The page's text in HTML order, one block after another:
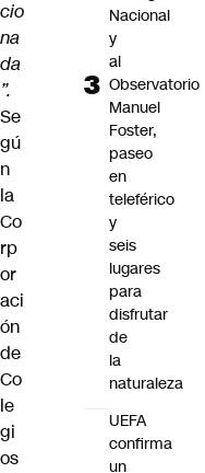
cio
na
da
”.
Se
gú
n
la
Co
rp
or
aci
ón
de
Co
le
gi
os
Nacional
y
al
Observatorio
Manuel
Foster,
paseo
en
teleférico
y
seis
lugares
para
disfrutar
de
la
naturaleza
UEFA
confirma
un